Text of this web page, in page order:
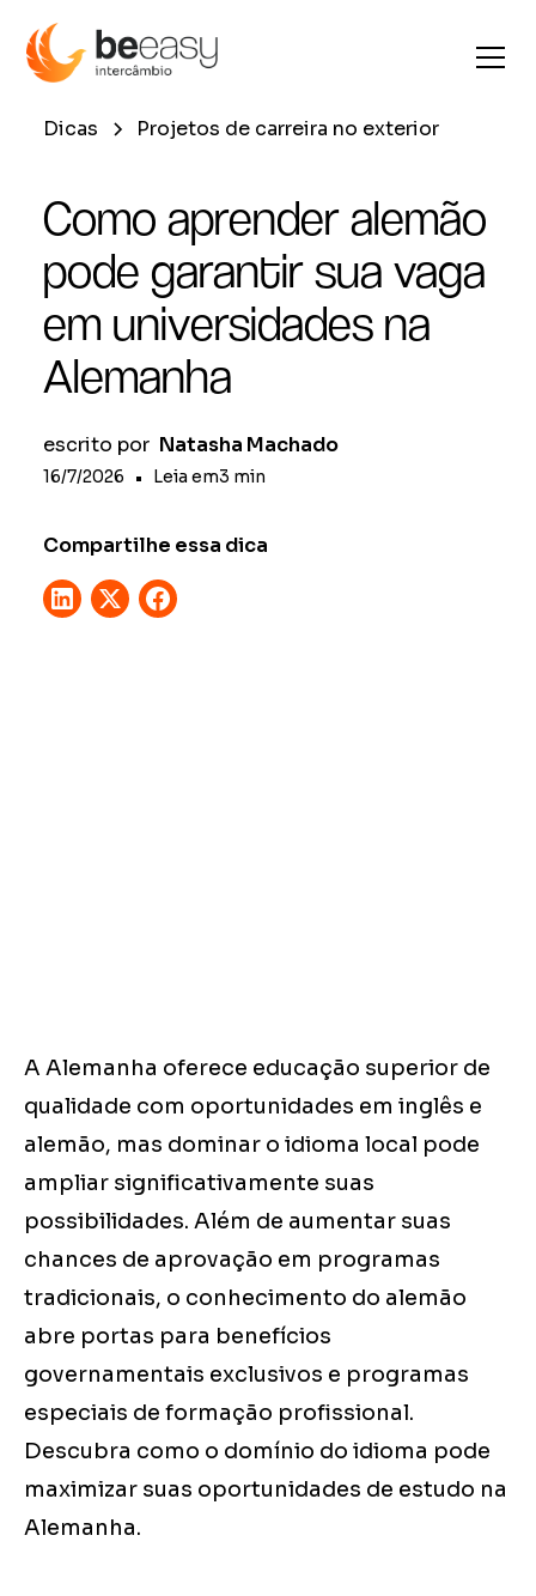
Dicas Projetos de carreira no exterior
Como aprender alemão
pode garantir sua vaga
em universidades na
Alemanha
escrito por Natasha Machado
16/7/2026 • Leia em3 min
Compartilhe essa dica
A Alemanha oferece educação superior de
qualidade com oportunidades em inglês e
alemão, mas dominar o idioma local pode
ampliar significativamente suas
possibilidades. Além de aumentar suas
chances de aprovação em programas
tradicionais, o conhecimento do alemão
abre portas para benefícios
governamentais exclusivos e programas
especiais de formação profissional.
Descubra como o domínio do idioma pode
maximizar suas oportunidades de estudo na
Alemanha.